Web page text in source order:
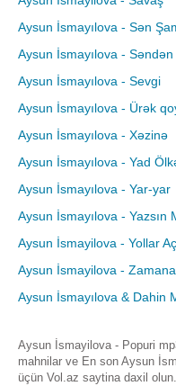
Aysun İsmayılova - Sən
Aysun İsmayılova -
Aysun İsmayılova - Sevgi
Aysun İsmayılova - Ürək
Aysun İsmayılova - Xəzinə
Aysun İsmayılova - Yad
Aysun İsmayılova - Yar-yar
Aysun İsmayılova - Yazsın
Aysun İsmayilova - Yollar
Aysun İsmayilova -
Aysun İsmayılova & Dahin
Aysun İsmayilova - Popuri
mahnilar ve En son Aysun
üçün Vol.az saytina daxil